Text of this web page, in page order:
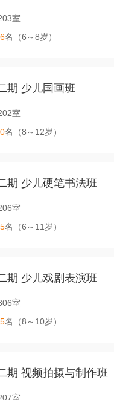
室
名（6～8岁）
期 少儿国画班
室
名（8～12岁）
期 少儿硬笔书法班
室
名（6～11岁）
期 少儿戏剧表演班
室
名（8～10岁）
期 视频拍摄与制作班
室